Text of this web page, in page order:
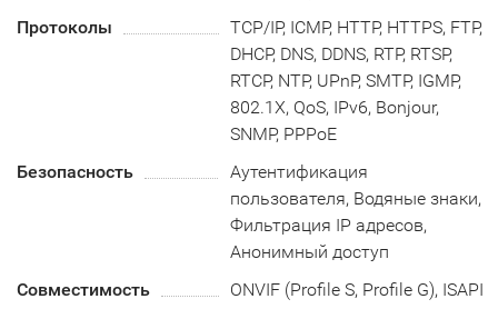
Протоколы
TCP/IP, ICMP, HTTP, HTTPS, FTP,
DHCP, DNS, DDNS, RTP, RTSP,
RTCP, NTP, UPnP, SMTP, IGMP,
802.1X, QoS, IPv6, Bonjour,
SNMP, PPPoE
Безопасность
Аутентификация
пользователя, Водяные знаки,
Фильтрация IP адресов,
Анонимный доступ
Совместимость
ONVIF (Profile S, Profile G), ISAPI